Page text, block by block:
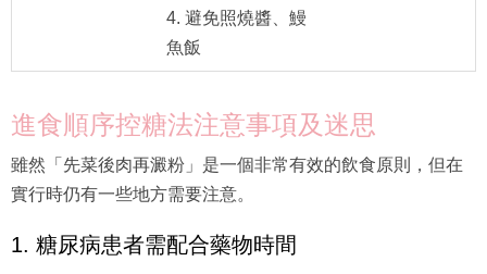
4. 避免照燒醬、鰻
魚飯
進食順序控糖法注意事項及迷思
雖然「先菜後肉再澱粉」是一個非常有效的飲食原則，但在
實行時仍有一些地方需要注意。
1. 糖尿病患者需配合藥物時間